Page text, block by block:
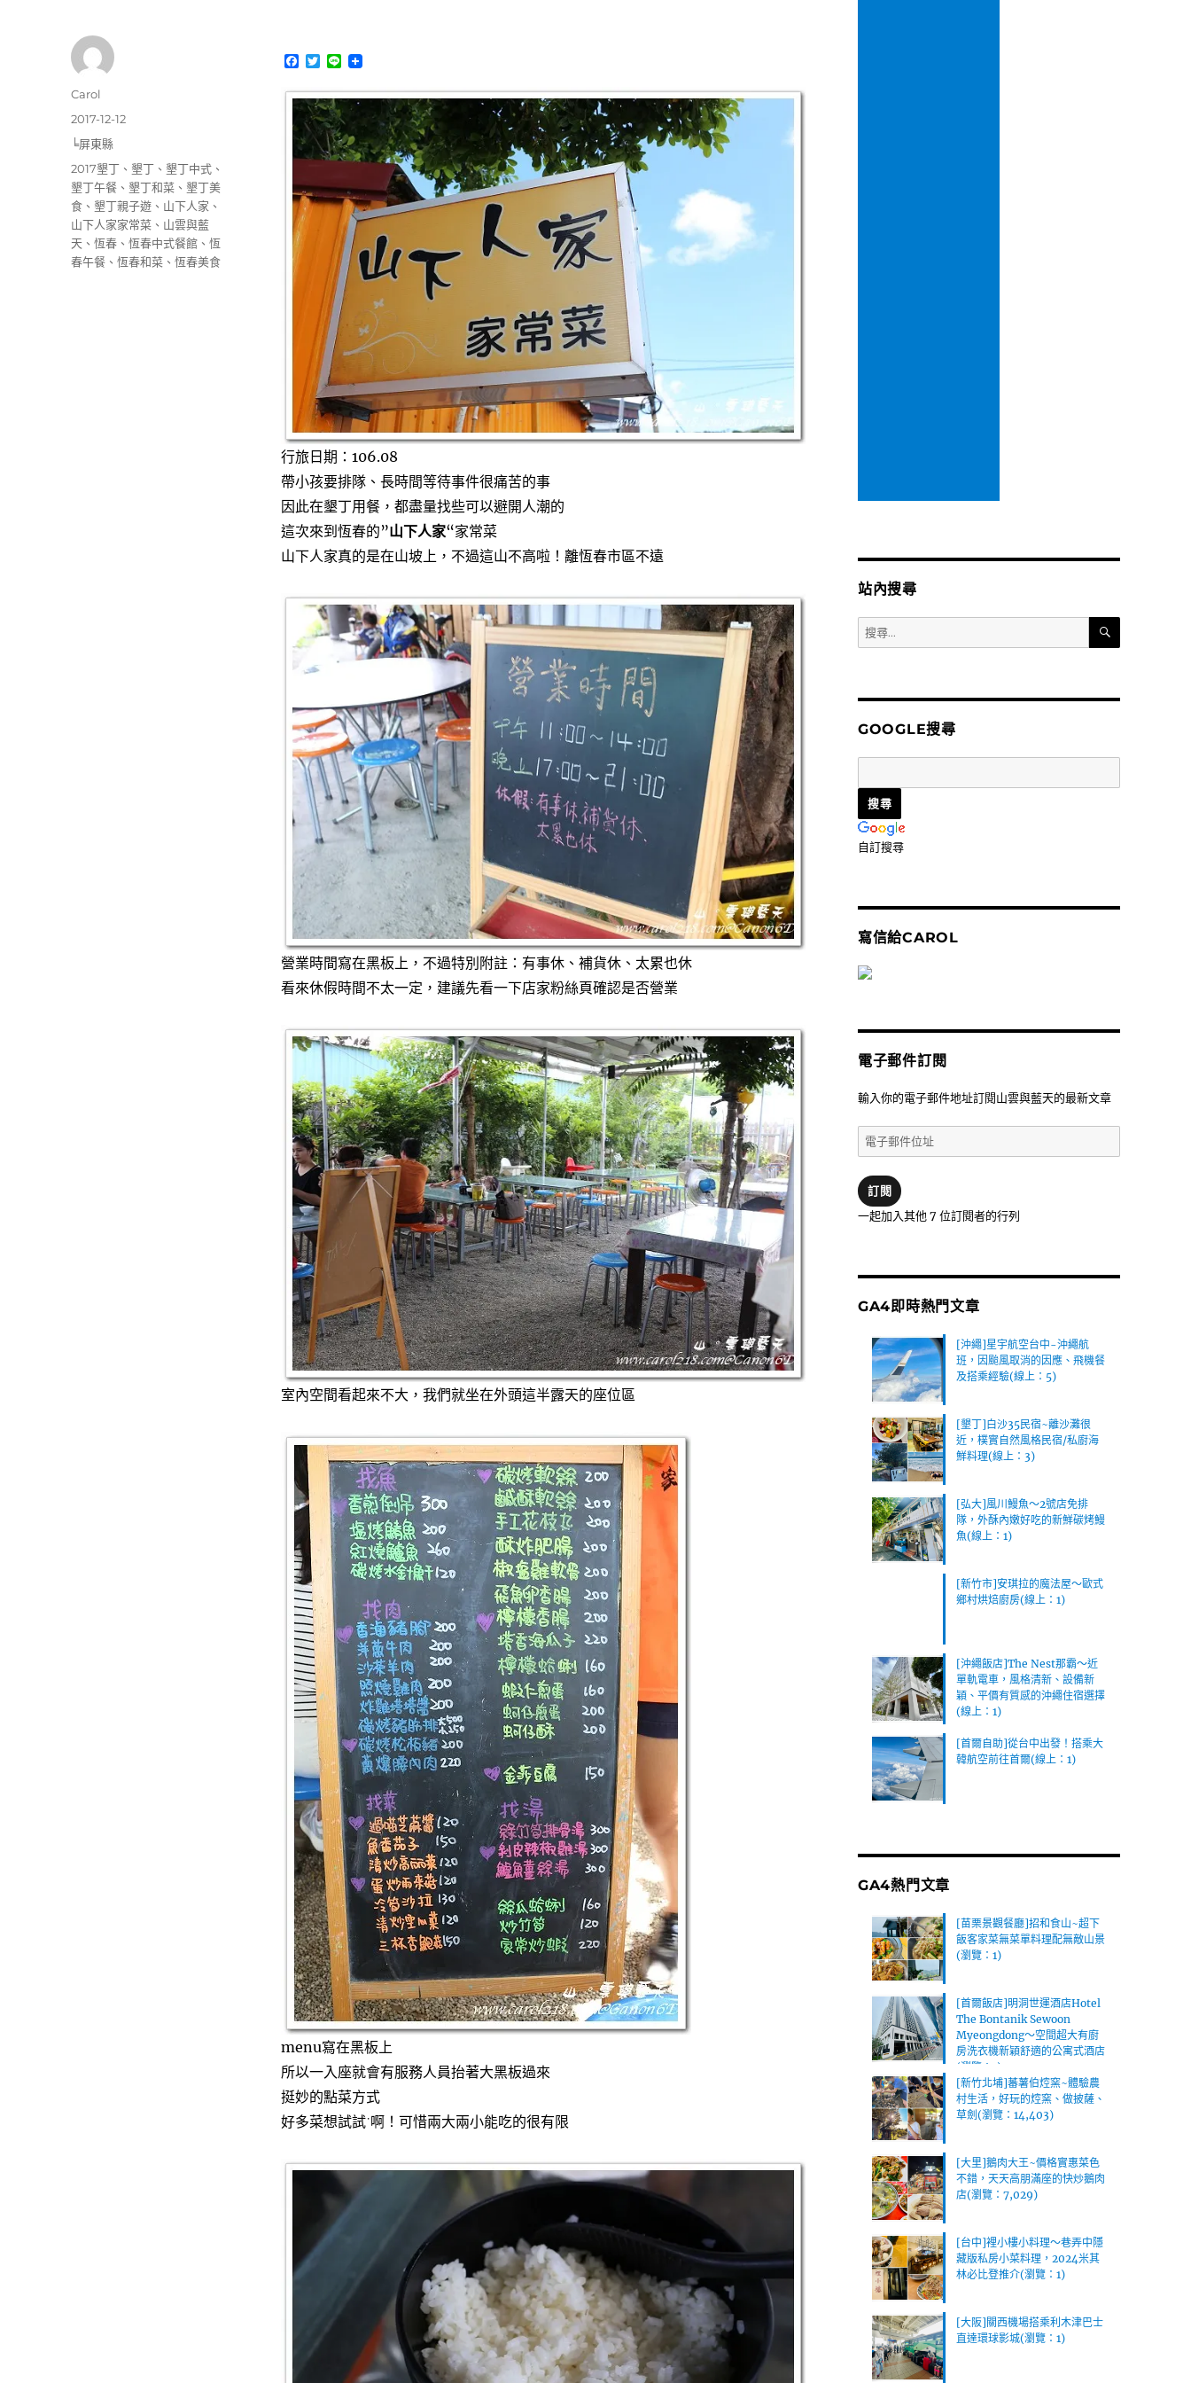
F
c
e
b
o
o
k
T
i
t
t
e
r
L
n
e
行旅日期：106.08
帶小孩要排隊、長時間等待事件很痛苦的事
因此在墾丁用餐，都盡量找些可以避開人潮的
這次來到恆春的”山下人家“家常菜
山下人家真的是在山坡上，不過這山不高啦！離恆春市區不遠
營業時間寫在黑板上，不過特別附註：有事休、補貨休、太累也休
看來休假時間不太一定，建議先看一下店家粉絲頁確認是否營業
室內空間看起來不大，我們就坐在外頭這半露天的座位區
menu寫在黑板上
所以一入座就會有服務人員抬著大黑板過來
挺妙的點菜方式
好多菜想試試˙啊！可惜兩大兩小能吃的很有限
作
者
Carol
發
佈
期:
2017-12-12
分
類
╘屏東縣
標
籤
2017墾丁 、 墾丁 、 墾丁中式 、
墾丁午餐 、 墾丁和菜 、 墾丁美
食 、 墾丁親子遊 、 山下人家 、
山下人家家常菜 、 山雲與藍
天 、恆春 、恆春中式餐館 、恆
春午餐 、恆春和菜 、恆春美食
站內搜尋
搜
尋
字:
搜
GOOGLE搜尋
自訂搜尋
寫信給CAROL
電子郵件訂閱
輸入你的電子郵件地址訂閱山雲與藍天的最新文章
電
子
件
位
訂閱
一起加入其他 7 位訂閱者的行列
GA4即時熱門文章
[沖繩]星宇航空台中-沖繩航
班，因颱風取消的因應、飛機餐
及搭乘經驗(線上：5)
[墾丁]白沙35民宿~離沙灘很
近，樸實自然風格民宿/私廚海
鮮料理(線上：3)
[弘大]風川鰻魚～2號店免排
隊，外酥內嫩好吃的新鮮碳烤鰻
魚(線上：1)
[新竹市]安琪拉的魔法屋～歐式
鄉村烘焙廚房(線上：1)
[沖繩飯店]The Nest那霸～近
單軌電車，風格清新、設備新
穎、平價有質感的沖繩住宿選擇
(線上：1)
[首爾自助]從台中出發！搭乘大
韓航空前往首爾(線上：1)
GA4熱門文章
[苗栗景觀餐廳]招和食山~超下
飯客家菜無菜單料理配無敵山景
(瀏覽：1)
[首爾飯店]明洞世運酒店Hotel
The Bontanik Sewoon
Myeongdong～空間超大有廚
房洗衣機新穎舒適的公寓式酒店
(瀏覽：1)
[新竹北埔]蕃薯伯焢窯~體驗農
村生活，好玩的焢窯、做披薩、
草劍(瀏覽：14,403)
[大里]鵝肉大王~價格實惠菜色
不錯，天天高朋滿座的快炒鵝肉
店(瀏覽：7,029)
[台中]裡小樓小料理～巷弄中隱
藏版私房小菜料理，2024米其
林必比登推介(瀏覽：1)
[大阪]關西機場搭乘利木津巴士
直達環球影城(瀏覽：1)